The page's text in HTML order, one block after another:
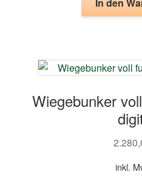
Wiegebunker
inkl.